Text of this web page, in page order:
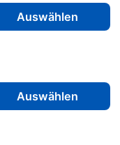
Auswählen
Auswählen